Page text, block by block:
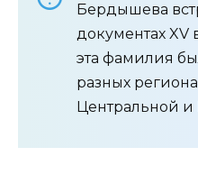
Бердышева
документах XV
эта фамилия
разных
Центральной и